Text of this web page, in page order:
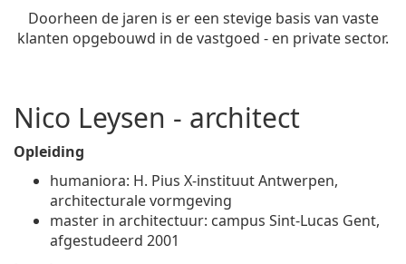
Doorheen de jaren is er een stevige basis van vaste
klanten opgebouwd in de vastgoed - en private sector.
Nico Leysen - architect
Opleiding
humaniora: H. Pius X-instituut Antwerpen,
architecturale vormgeving
master in architectuur: campus Sint-Lucas Gent,
afgestudeerd 2001